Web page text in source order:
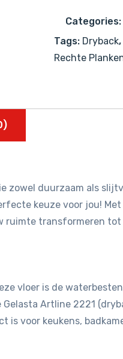
Oak
Mystic
aantal
Categories:
Tags: Dryback,
Rechte
zowel duurzaam als
keuze voor jou!
ruimte transformeren
vloer is de
Artline 2221
voor keukens,